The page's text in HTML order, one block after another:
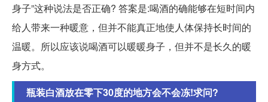
身子”这种说法是否正确? 答案是:喝酒的确能够在短时间内
给人带来一种暖意，但并不能真正地使人体保持长时间的
温暖。所以应该说喝酒可以暖暖身子，但并不是长久的暖
身方式。
瓶装白酒放在零下30度的地方会不会冻!求问?